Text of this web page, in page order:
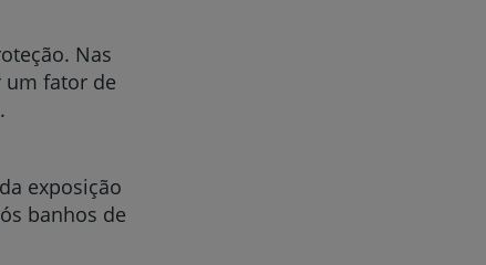
Nas
um fator de
exposição
banhos de